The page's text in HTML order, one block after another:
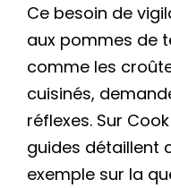
Ce besoin de
aux pommes de
comme les
cuisinés,
réflexes. Sur
guides détaillent
exemple sur la